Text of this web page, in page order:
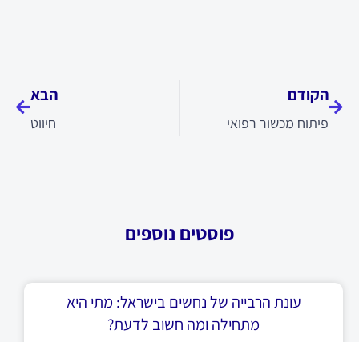
הקודם
פיתוח מכשור רפואי
הבא
חיווט
פוסטים נוספים
עונת הרבייה של נחשים בישראל: מתי היא
מתחילה ומה חשוב לדעת?